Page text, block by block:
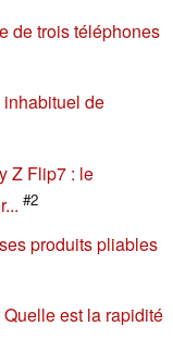
de trois téléphones
de
Z Flip7 : le
#2
produits pliables
est la rapidité